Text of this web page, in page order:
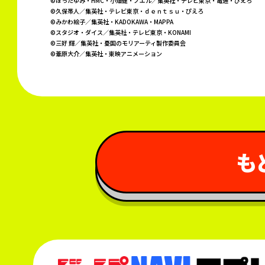
©久保帯人／集英社・テレビ東京・ｄｅｎｔｓｕ・ぴえろ
©みかわ絵子／集英社・KADOKAWA・MAPPA
©スタジオ・ダイス／集英社・テレビ東京・KONAMI
©三好 輝／集英社・憂国のモリアーティ製作委員会
©葦原大介／集英社・東映アニメーション
も